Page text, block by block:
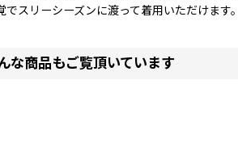
スリーシーズンに渡って着用いただけます。
な商品もご覧頂いています